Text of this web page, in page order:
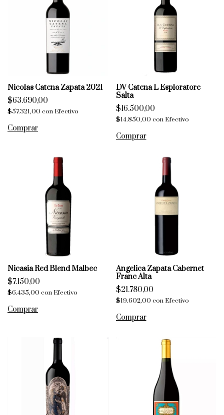
Nicolas Catena Zapata 2021
$63.690,00
$57.321,00 conEfectivo
DV Catena L Esploratore
Salta
$16.500,00
$14.850,00 con Efectivo
Nicasia Red Blend Malbec
$7.150,00
$6.435,00 conEfectivo
Angelica Zapata Cabernet
Franc Alta
$21.780,00
$19.602,00 con Efectivo